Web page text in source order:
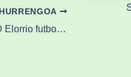
HURRENGOA
CD Elorrio futbol klubeko txupinazoarekin hasi dira Elorrioko jaiak